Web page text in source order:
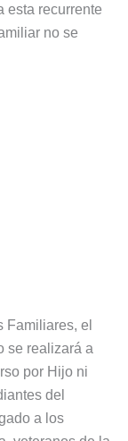
esta recurrente
no se
Familiares, el
se realizará a
por Hijo ni
del
a los